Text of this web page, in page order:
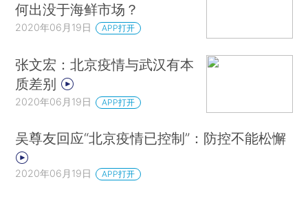
何出没于海鲜市场？
2020年06月19日 APP打开
张文宏：北京疫情与武汉有本
质差别
2020年06月19日 APP打开
吴尊友回应“北京疫情已控制”：防控不能松懈
2020年06月19日 APP打开